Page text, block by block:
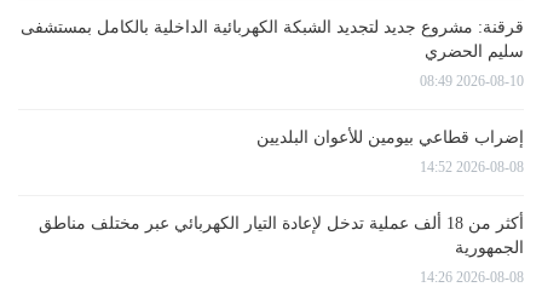
قرقنة: مشروع جديد لتجديد الشبكة الكهربائية الداخلية بالكامل بمستشفى
سليم الحضري
2026-08-10 08:49
إضراب قطاعي بيومين للأعوان البلديين
2026-08-08 14:52
أكثر من 18 ألف عملية تدخل لإعادة التيار الكهربائي عبر مختلف مناطق
الجمهورية
2026-08-08 14:26